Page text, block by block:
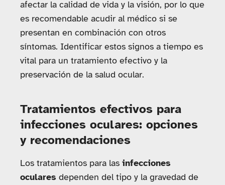
afectar la calidad de vida y la visión, por lo que
es recomendable acudir al médico si se
presentan en combinación con otros
síntomas. Identificar estos signos a tiempo es
vital para un tratamiento efectivo y la
preservación de la salud ocular.
Tratamientos efectivos para
infecciones oculares: opciones
y recomendaciones
Los tratamientos para las infecciones
oculares dependen del tipo y la gravedad de